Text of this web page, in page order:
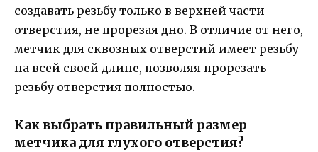
создавать резьбу только в верхней части
отверстия, не прорезая дно. В отличие от него,
метчик для сквозных отверстий имеет резьбу
на всей своей длине, позволяя прорезать
резьбу отверстия полностью.
Как выбрать правильный размер
метчика для глухого отверстия?